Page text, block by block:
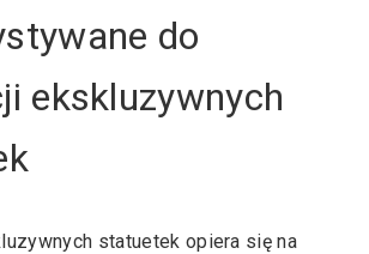
do
ekskluzywnych
statuetek opiera się na